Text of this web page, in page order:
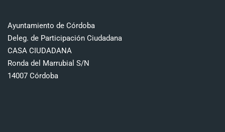
Ayuntamiento de Córdoba
Deleg. de Participación Ciudadana
CASA CIUDADANA
Ronda del Marrubial S/N
14007 Córdoba